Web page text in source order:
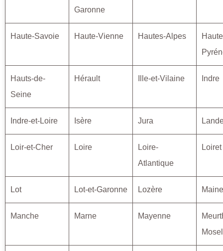
Garonne
Haute-Savoie Haute-Vienne Hautes-Alpes
Hauts-de-
Seine
Hérault Ille-et-Vilaine Indre
Indre-et-Loire Isère Jura
Loir-et-Cher Loire
Loire-
Atlantique
Loiret
Lot Lot-et-Garonne Lozère
Manche Marne Mayenne